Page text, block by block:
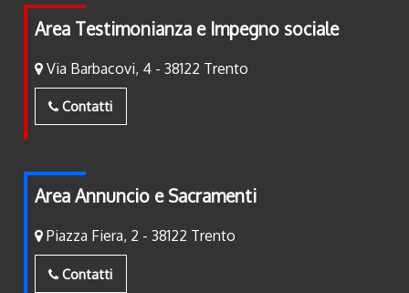
Area Testimonianza e Impegno sociale
Via Barbacovi, 4 - 38122 Trento
Contatti
Area Annuncio e Sacramenti
Piazza Fiera, 2 - 38122 Trento
Contatti